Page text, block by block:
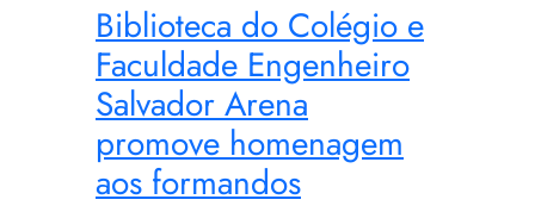
Biblioteca do Colégio e
Faculdade Engenheiro
Salvador Arena
promove homenagem
aos formandos